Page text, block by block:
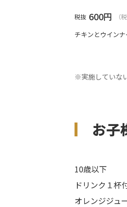
税抜 600円 （
チキンとウインナ
※実施していな
お子
10歳以下
ドリンク１杯
オレンジジュ